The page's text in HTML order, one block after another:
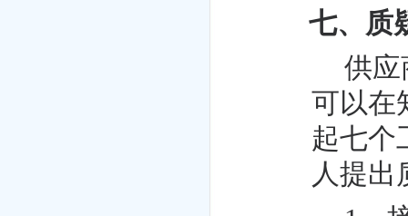
七、质
供应
可以在
起七个
人提出